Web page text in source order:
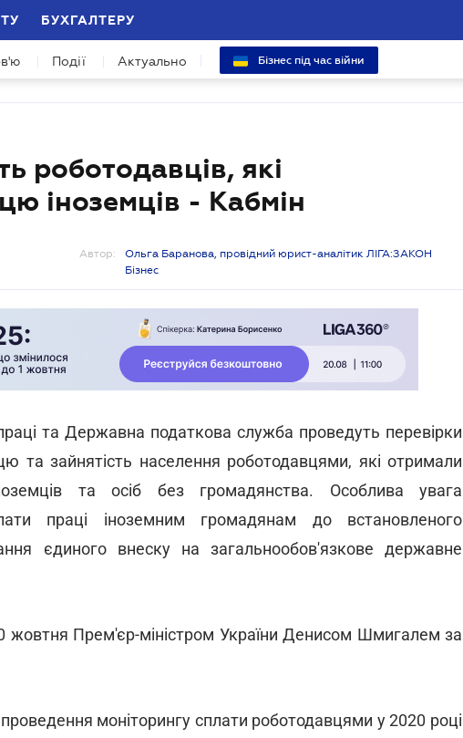
БУХГАЛТЕРУ
Події Актуально Бізнес під час війни
роботодавців, які
іноземців - Кабмін
Автор:
Ольга Баранова, провідний юрист-аналітик ЛІГА:ЗАКОН
Бізнес
та Державна податкова служба проведуть перевірки
та зайнятість населення роботодавцями, які отримали
та осіб без громадянства. Особлива увага
праці іноземним громадянам до встановленого
єдиного внеску на загальнообов'язкове державне
жовтня Прем'єр-міністром України Денисом Шмигалем за
проведення моніторингу сплати роботодавцями у 2020 році